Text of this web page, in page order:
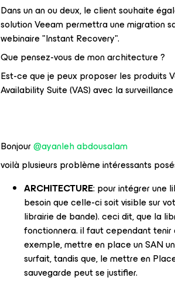
Dans un an ou deux, le client souhaite
solution Veeam permettra une migration
webinaire "Instant Recovery".
Que pensez-vous de mon architecture ?
Est-ce que je peux proposer les produits
Availability Suite (VAS) avec la
Bonjour@ayanleh abdousalam
voilà plusieurs problème intéressants
ARCHITECTURE: pour intégrer une
besoin que celle-ci soit visible sur
librairie de bande). ceci dit, que la
fonctionnera. il faut cependant
exemple, mettre en place un SAN
surfait, tandis que, le mettre en
sauvegarde peut se justifier.